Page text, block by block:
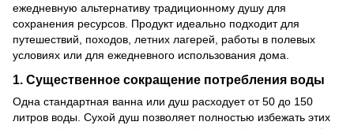
ежедневную альтернативу традиционному душу для
сохранения ресурсов. Продукт идеально подходит для
путешествий, походов, летних лагерей, работы в полевых
условиях или для ежедневного использования дома.
1. Существенное сокращение потребления воды
Одна стандартная ванна или душ расходует от 50 до 150
литров воды. Сухой душ позволяет полностью избежать этих